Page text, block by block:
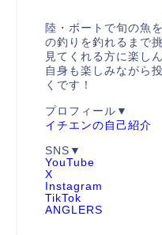
陸・ボートで旬の魚
の釣りを釣れるまで
見てくれる方に楽し
自身も楽しみながら
くです！
プロフィール▼
イチエンの自己紹介
SNS▼
YouTube
X
Instagram
TikTok
ANGLERS